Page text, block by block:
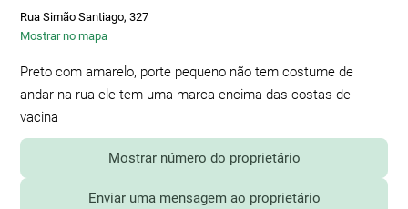
Rua Simão Santiago, 327
Mostrar no mapa
Preto com amarelo, porte pequeno não tem costume de
andar na rua ele tem uma marca encima das costas de
vacina
Mostrar número do proprietário
Enviar uma mensagem ao proprietário